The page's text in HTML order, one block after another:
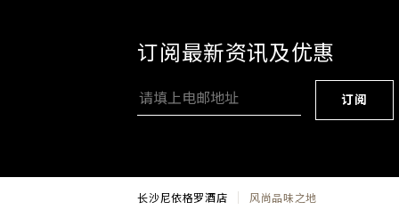
订阅最新资讯及优惠
订阅
长沙尼依格罗酒店 风尚品味之地